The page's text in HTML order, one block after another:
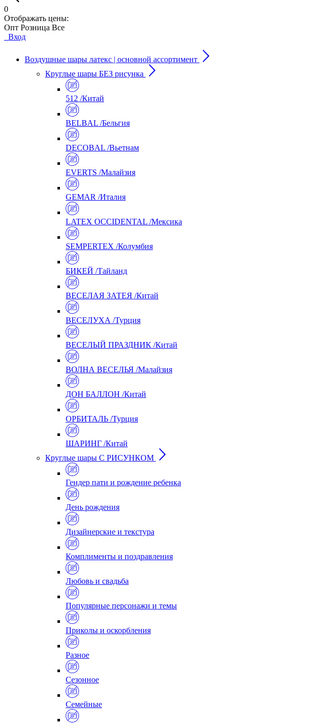
0
Отображать цены:
Опт Розница Все
Вход
Воздушные шары латекс | основной ассортимент
Круглые шары БЕЗ рисунка
512 /Китай
BELBAL /Бельгия
DECOBAL /Вьетнам
EVERTS /Малайзия
GEMAR /Италия
LATEX OCCIDENTAL /Мексика
SEMPERTEX /Колумбия
БИКЕЙ /Тайланд
ВЕСЕЛАЯ ЗАТЕЯ /Китай
ВЕСЕЛУХА /Турция
ВЕСЕЛЫЙ ПРАЗДНИК /Китай
ВОЛНА ВЕСЕЛЬЯ /Малайзия
ДОН БАЛЛОН /Китай
ОРБИТАЛЬ /Турция
ШАРИНГ /Китай
Круглые шары С РИСУНКОМ
Гендер пати и рождение ребенка
День рождения
Дизайнерские и текстура
Комплименты и поздравления
Любовь и свадьба
Популярные персонажи и темы
Приколы и оскорбления
Разное
Сезонное
Семейные